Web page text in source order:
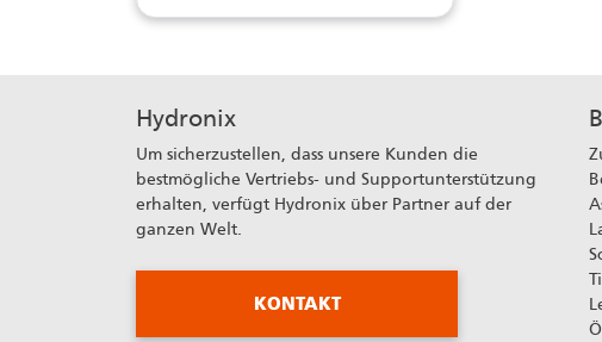
Hydronix
Um sicherzustellen, dass unsere Kunden die
bestmögliche Vertriebs- und Supportunterstützung
erhalten, verfügt Hydronix über Partner auf der
ganzen Welt.
KONTAKT